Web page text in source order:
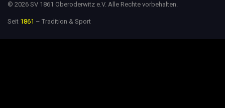
© 2026 SV 1861 Oberoderwitz e.V. Alle Rechte vorbehalten.
Seit 1861 – Tradition & Sport